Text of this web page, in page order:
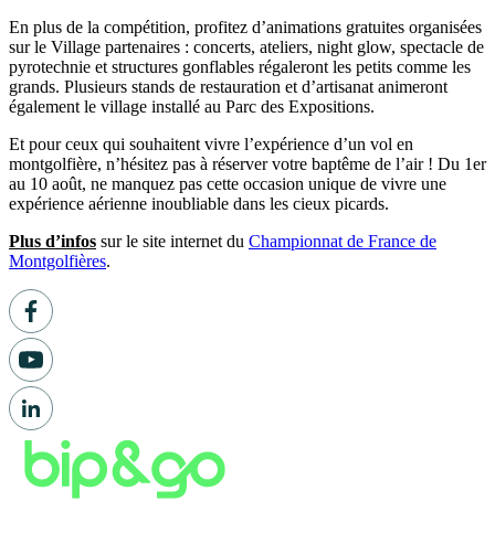
En plus de la compétition, profitez d’animations gratuites organisées
sur le Village partenaires : concerts, ateliers, night glow, spectacle de
pyrotechnie et structures gonflables régaleront les petits comme les
grands. Plusieurs stands de restauration et d’artisanat animeront
également le village installé au Parc des Expositions.
Et pour ceux qui souhaitent vivre l’expérience d’un vol en
montgolfière, n’hésitez pas à réserver votre baptême de l’air ! Du 1er
au 10 août, ne manquez pas cette occasion unique de vivre une
expérience aérienne inoubliable dans les cieux picards.
Plus d’infos sur le site internet du Championnat de France de
Montgolfières.